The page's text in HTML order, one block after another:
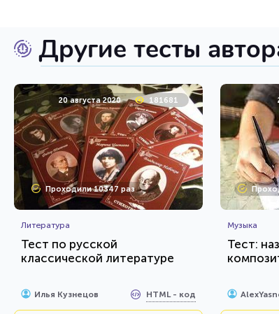
Другие тесты
20 августа 2020 181681
Проходили 10347 раз
Литература
Тест по русской
классической литературе
Илья Кузнецов HTML - код
Музыка
Тест: